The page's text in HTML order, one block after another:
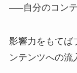
—–自分のコン
影響力をもてば
ンテンツへの流